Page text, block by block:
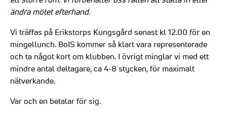
ändra mötet efterhand.
Vi träffas på Erikstorps Kungsgård senast kl 12.00 för en
mingellunch. BoIS kommer så klart vara representerade
och ta något kort om klubben. I övrigt minglar vi med ett
mindre antal deltagare, ca 4-8 stycken, för maximalt
nätverkande.
Var och en betalar för sig.